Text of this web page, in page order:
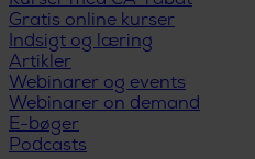
Gratis online kurser
Indsigt og læring
Artikler
Webinarer og events
Webinarer on demand
E-bøger
Podcasts